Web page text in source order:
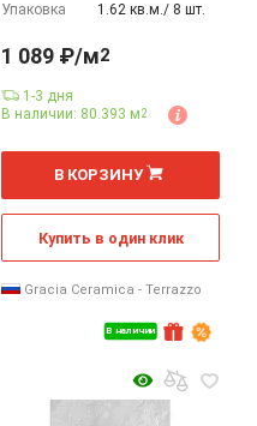
Упаковка
1.62 кв.м./ 8 шт.
В наличии
1 089 ₽/м2
1-3 дня
В наличии: 80.393 м2
м
В КОРЗИНУ
Купить в один клик
Gracia Ceramica - Terrazzo